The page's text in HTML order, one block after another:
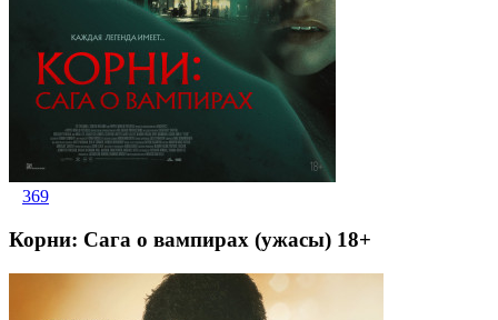
369
Корни: Сага о вампирах (ужасы) 18+